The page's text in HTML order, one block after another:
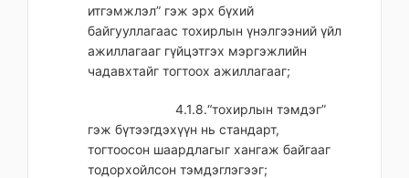
итгэмжлэл” гэж эрх бүхий
байгууллагаас тохирлын үнэлгээний үйл
ажиллагааг гүйцэтгэх мэргэжлийн
чадавхтайг тогтоох ажиллагааг;
4.1.8.“тохирлын тэмдэг”
гэж бүтээгдэхүүн нь стандарт,
тогтоосон шаардлагыг хангаж байгааг
тодорхойлсон тэмдэглэгээг;